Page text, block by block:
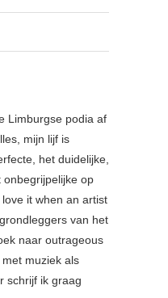
Limburgse podia af
mijn lijf is
het duidelijke,
op
it when an artist
van het
naar outrageous
muziek als
schrijf ik graag